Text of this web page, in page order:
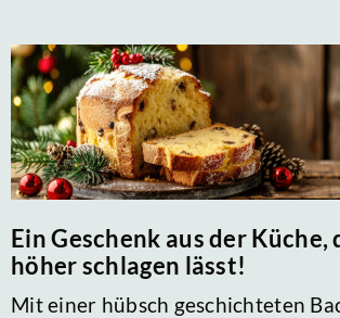
Ein Geschenk aus der Küche,
höher schlagen lässt!
Mit einer hübsch geschichteten